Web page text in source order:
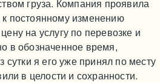
груза. Компания проявила
постоянному изменению
на услугу по перевозке и
в обозначенное время,
сутки я его уже принял по месту
в целости и сохранности.